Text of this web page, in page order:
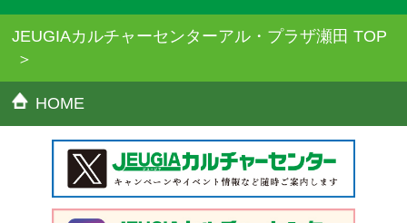
JEUGIAカルチャーセンターアル・プラザ瀬田 TOP
HOME